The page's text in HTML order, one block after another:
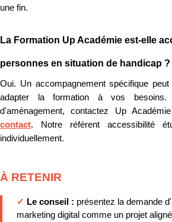
une fin.
La Formation Up Académie est-elle
personnes en situation de handicap ?
Oui. Un accompagnement spécifique
adapter la formation à vos besoins.
d'aménagement, contactez Up
contact. Notre référent accessibilité
individuellement.
À RETENIR
✓ Le conseil : présentez la demande
marketing digital comme un projet